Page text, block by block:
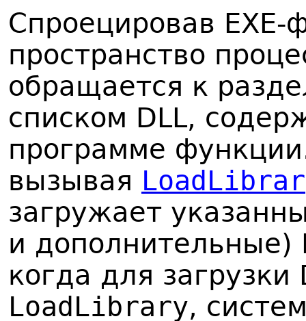
Спроецировав ЕХЕ-
пространство
обращается к
списком DLL,
программе
вызывая
загружает
и дополнительные)
когда для загрузки
LoadLibrary,